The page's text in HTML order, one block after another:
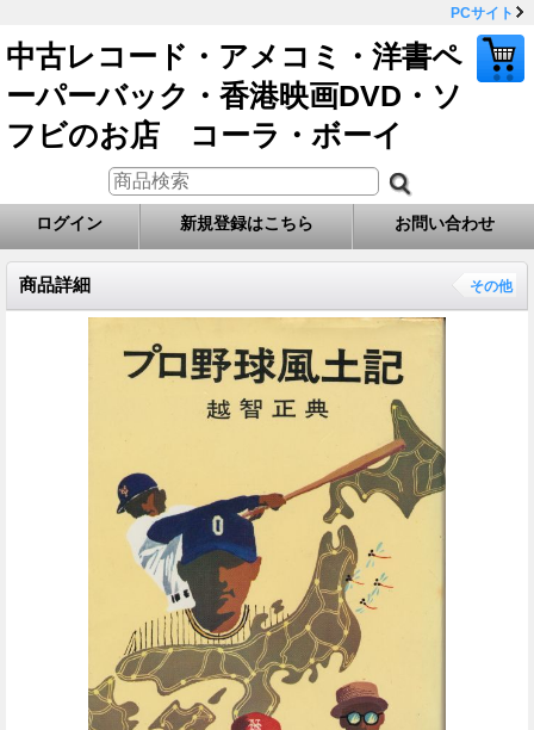
PCサイト
中古レコード・アメコミ・洋書ペ
ーパーバック・香港映画DVD・ソ
フビのお店 コーラ・ボーイ
ログイン 新規登録はこちら お問い合わせ
商品詳細 その他